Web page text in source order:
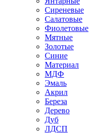
Сиреневые
Салатовые
Фиолетовые
Мятные
Золотые
Синие
Материал
МДФ
Эмаль
Акрил
Береза
Дерево
Дуб
ЛДСП